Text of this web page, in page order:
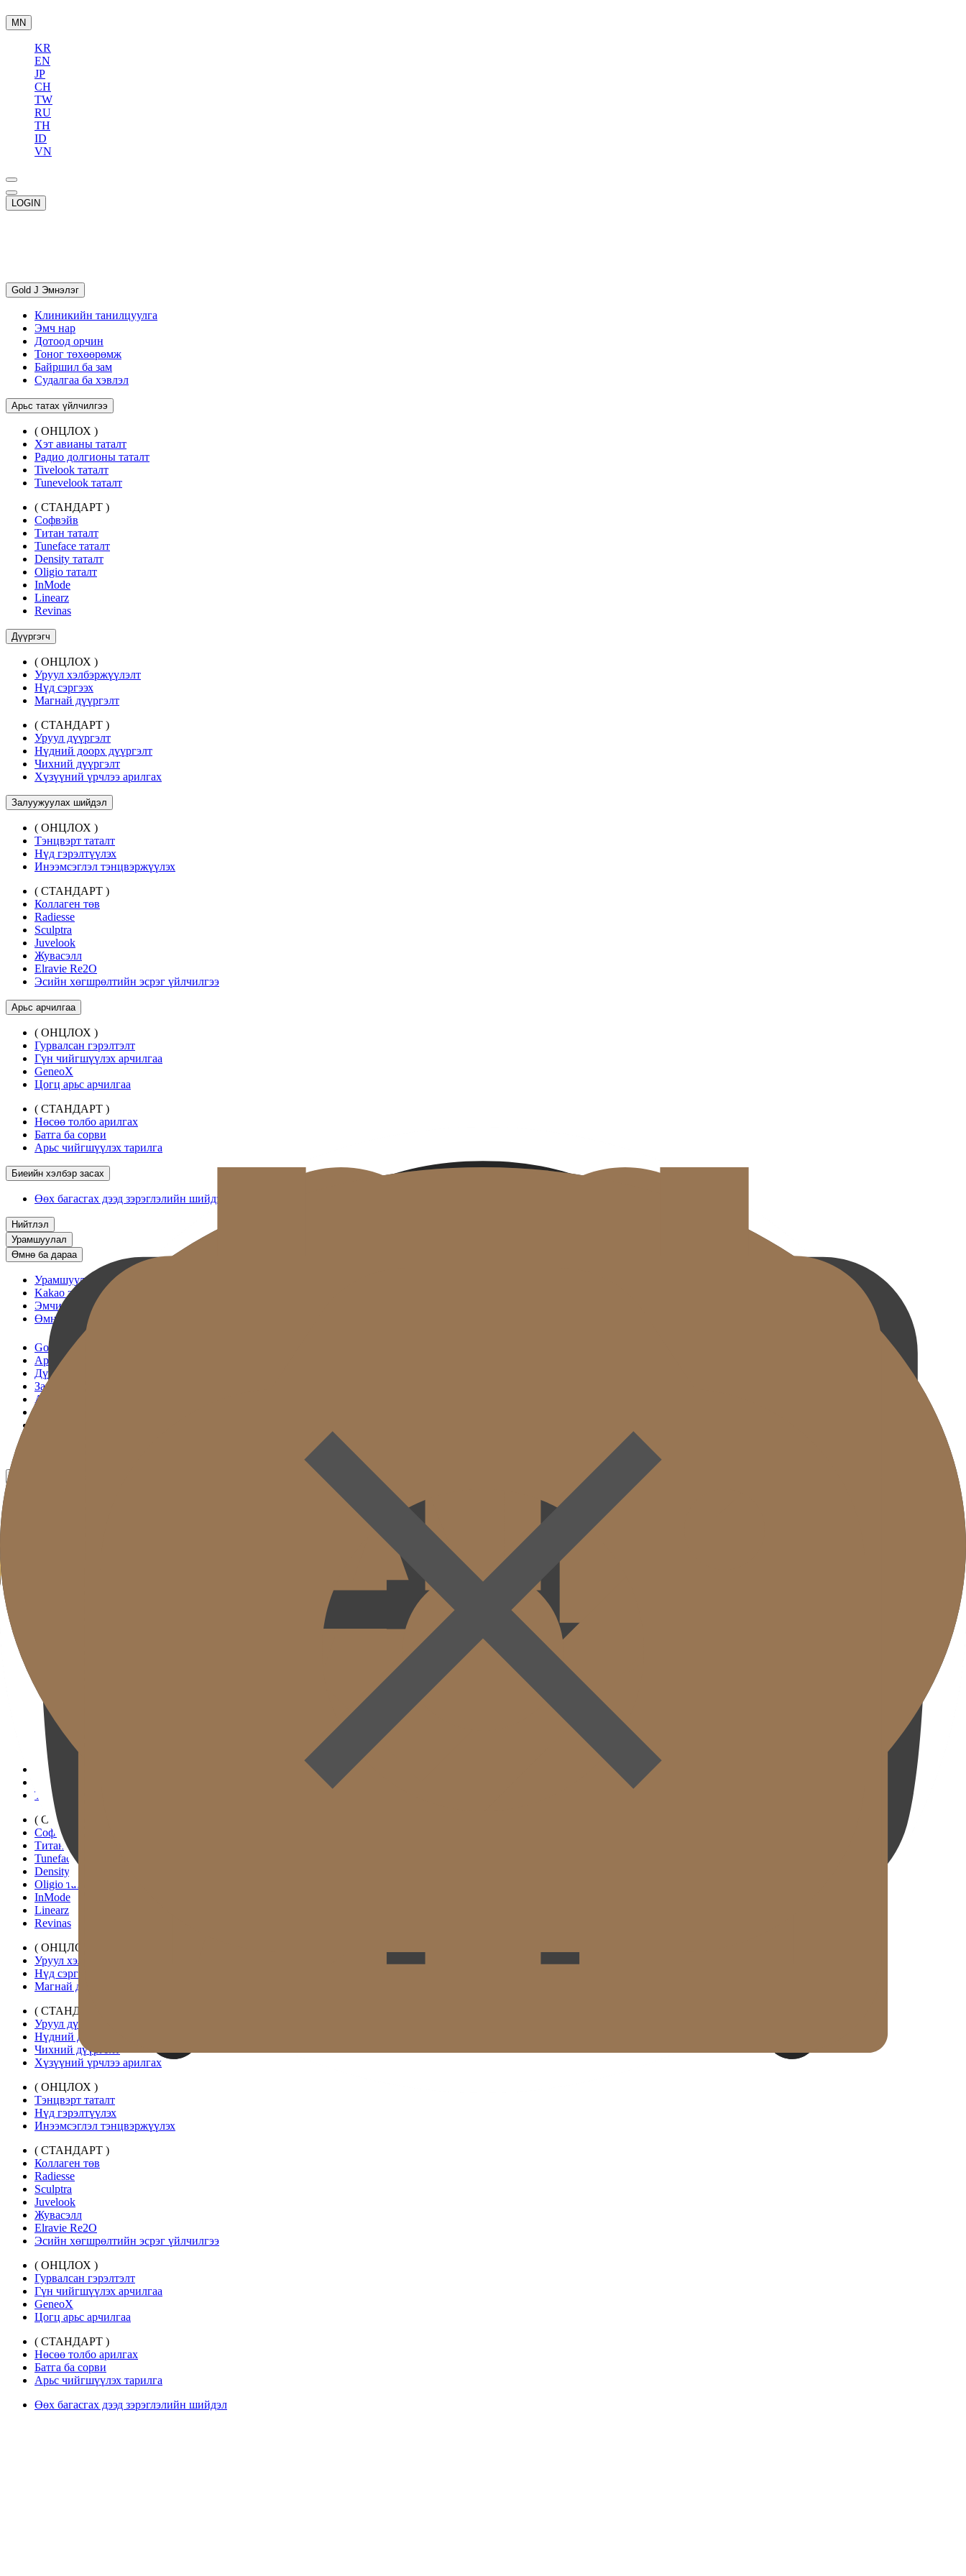
MN
KR
EN
JP
CH
TW
RU
TH
ID
VN
LOGIN
Gold J Эмнэлэг
Клиникийн танилцуулга
Эмч нар
Дотоод орчин
Тоног төхөөрөмж
Байршил ба зам
Судалгаа ба хэвлэл
Арьс татах үйлчилгээ
( ОНЦЛОХ )
Хэт авианы таталт
Радио долгионы таталт
Tivelook таталт
Tunevelook таталт
( СТАНДАРТ )
Софвэйв
Титан таталт
Tuneface таталт
Density таталт
Oligio таталт
InMode
Linearz
Revinas
Дүүргэгч
( ОНЦЛОХ )
Уруул хэлбэржүүлэлт
Нүд сэргээх
Магнай дүүргэлт
( СТАНДАРТ )
Уруул дүүргэлт
Нүдний доорх дүүргэлт
Чихний дүүргэлт
Хүзүүний үрчлээ арилгах
Залуужуулах шийдэл
( ОНЦЛОХ )
Тэнцвэрт таталт
Нүд гэрэлтүүлэх
Инээмсэглэл тэнцвэржүүлэх
( СТАНДАРТ )
Коллаген төв
Radiesse
Sculptra
Juvelook
Жувасэлл
Elravie Re2O
Эсийн хөгшрөлтийн эсрэг үйлчилгээ
Арьс арчилгаа
( ОНЦЛОХ )
Гурвалсан гэрэлтэлт
Гүн чийгшүүлэх арчилгаа
GeneoX
Цогц арьс арчилгаа
( СТАНДАРТ )
Нөсөө толбо арилгах
Батга ба сорви
Арьс чийгшүүлэх тарилга
Биеийн хэлбэр засах
Өөх багасгах дээд зэрэглэлийн шийдэл
Нийтлэл
Урамшуулал
Өмнө ба дараа
Урамшуулал
Kakao зөвлөлдөх
Эмчилгээний цаг захиалах
Өмнө & Дараа
Gold J Эмнэлэг
Арьс татах үйлчилгээ
Дүүргэгч
Залуужуулах шийдэл
Арьс арчилгаа
Тоног төхөөрөмж
Байршил ба зам
Судалгаа ба хэвлэл
( ОНЦЛОХ )
Хэт авианы таталт
Радио долгионы таталт
Tivelook таталт
Tunevelook таталт
( СТАНДАРТ )
Софвэйв
Титан таталт
Tuneface таталт
Density таталт
Oligio таталт
InMode
Linearz
Revinas
( ОНЦЛОХ )
Уруул хэлбэржүүлэлт
Нүд сэргээх
Магнай дүүргэлт
( СТАНДАРТ )
Уруул дүүргэлт
Нүдний доорх дүүргэлт
Чихний дүүргэлт
Хүзүүний үрчлээ арилгах
( ОНЦЛОХ )
Тэнцвэрт таталт
Нүд гэрэлтүүлэх
Инээмсэглэл тэнцвэржүүлэх
( СТАНДАРТ )
Коллаген төв
Radiesse
Sculptra
Juvelook
Жувасэлл
Elravie Re2O
Эсийн хөгшрөлтийн эсрэг үйлчилгээ
( ОНЦЛОХ )
Гурвалсан гэрэлтэлт
Гүн чийгшүүлэх арчилгаа
GeneoX
Цогц арьс арчилгаа
( СТАНДАРТ )
Нөсөө толбо арилгах
Батга ба сорви
Арьс чийгшүүлэх тарилга
Өөх багасгах дээд зэрэглэлийн шийдэл